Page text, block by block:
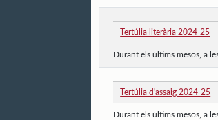
Tertúlia literària 2024-25
Durant els últims mesos, a
Tertúlia d'assaig 2024-25
Durant els últims mesos, a